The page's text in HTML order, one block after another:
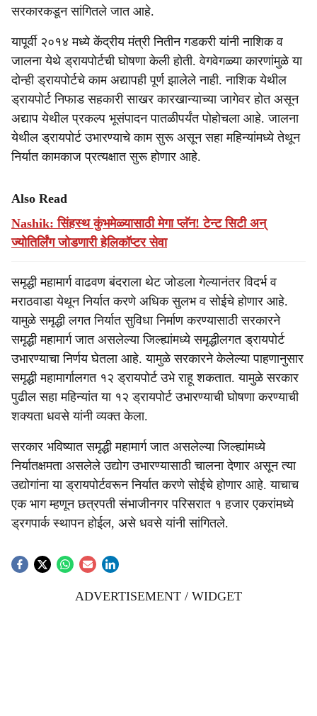
सरकारकडून सांगितले जात आहे.
यापूर्वी २०१४ मध्ये केंद्रीय मंत्री नितीन गडकरी यांनी नाशिक व
जालना येथे ड्रायपोर्टची घोषणा केली होती. वेगवेगळ्या कारणांमुळे या
दोन्ही ड्रायपोर्टचे काम अद्यापही पूर्ण झालेले नाही. नाशिक येथील
ड्रायपोर्ट निफाड सहकारी साखर कारखान्याच्या जागेवर होत असून
अद्याप येथील प्रकल्प भूसंपादन पातळीपर्यंत पोहोचला आहे. जालना
येथील ड्रायपोर्ट उभारण्याचे काम सुरू असून सहा महिन्यांमध्ये तेथून
निर्यात कामकाज प्रत्यक्षात सुरू होणार आहे.
Also Read
Nashik: सिंहस्थ कुंभमेळ्यासाठी मेगा प्लॅन! टेन्ट सिटी अन्
ज्योतिर्लिंग जोडणारी हेलिकॉप्टर सेवा
समृद्धी महामार्ग वाढवण बंदराला थेट जोडला गेल्यानंतर विदर्भ व
मराठवाडा येथून निर्यात करणे अधिक सुलभ व सोईचे होणार आहे.
यामुळे समृद्धी लगत निर्यात सुविधा निर्माण करण्यासाठी सरकारने
समृद्धी महामार्ग जात असलेल्या जिल्ह्यांमध्ये समृद्धीलगत ड्रायपोर्ट
उभारण्याचा निर्णय घेतला आहे. यामुळे सरकारने केलेल्या पाहणानुसार
समृद्धी महामार्गालगत १२ ड्रायपोर्ट उभे राहू शकतात. यामुळे सरकार
पुढील सहा महिन्यांत या १२ ड्रायपोर्ट उभारण्याची घोषणा करण्याची
शक्यता धवसे यांनी व्यक्त केला.
सरकार भविष्यात समृद्धी महामार्ग जात असलेल्या जिल्ह्यांमध्ये
निर्यातक्षमता असलेले उद्योग उभारण्यासाठी चालना देणार असून त्या
उद्योगांना या ड्रायपोर्टवरून निर्यात करणे सोईचे होणार आहे. याचाच
एक भाग म्हणून छत्रपती संभाजीनगर परिसरात १ हजार एकरांमध्ये
ड्रगपार्क स्थापन होईल, असे धवसे यांनी सांगितले.
ADVERTISEMENT / WIDGET